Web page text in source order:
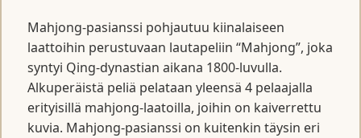
Mahjong-pasianssi pohjautuu kiinalaiseen
laattoihin perustuvaan lautapeliin “Mahjong”, joka
syntyi Qing-dynastian aikana 1800-luvulla.
Alkuperäistä peliä pelataan yleensä 4 pelaajalla
erityisillä mahjong-laatoilla, joihin on kaiverrettu
kuvia. Mahjong-pasianssi on kuitenkin täysin eri